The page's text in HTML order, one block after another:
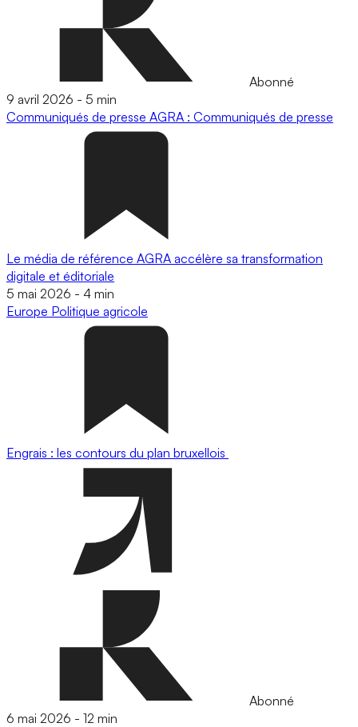
Abonné
9 avril 2026 - 5 min
Communiqués de presse AGRA : Communiqués de presse
Le média de référence AGRA accélère sa transformation
digitale et éditoriale
5 mai 2026 - 4 min
Europe Politique agricole
Engrais : les contours du plan bruxellois
Abonné
6 mai 2026 - 12 min